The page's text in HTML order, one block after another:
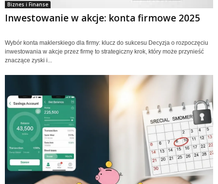
Biznes i Finanse
Inwestowanie w akcje: konta firmowe 2025
Wybór konta maklerskiego dla firmy: klucz do sukcesu Decyzja o rozpoczęciu
inwestowania w akcje przez firmę to strategiczny krok, który może przynieść
znaczące zyski i...